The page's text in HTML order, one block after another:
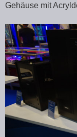
Gehäuse mit